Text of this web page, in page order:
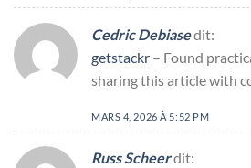
Cedric Debiasedit:
getstackr – Found
sharing this article with
MARS 4, 2026 À 5:52 PM
Russ Scheerdit: